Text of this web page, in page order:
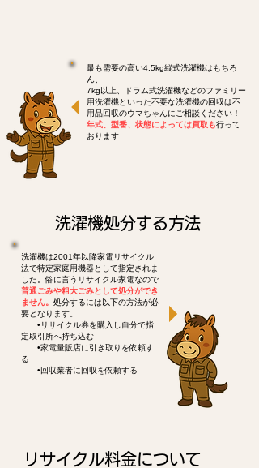
最も需要の高い4.5kg縦式洗濯機はもちろ
ん、
7kg以上、ドラム式洗濯機などのファミリー
用洗濯機といった不要な洗濯機の回収は不
用品回収のウマちゃんにご相談ください！
年式、型番、状態によっては買取も行って
おります
洗濯機処分する方法
洗濯機は2001年以降家電リサイクル
法で特定家庭用機器として指定されま
した。俗に言うリサイクル家電なので
普通ごみや粗大ごみとして処分ができ
ません。 処分するには以下の方法が必
要となります。
•リサイクル券を購入し自分で指
定取引所へ持ち込む
•家電量販店に引き取りを依頼す
る
•回収業者に回収を依頼する
リサイクル料金について